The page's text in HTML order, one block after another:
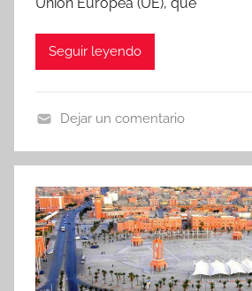
Seguir leyendo
o
t
i
c
i
a
Dejar un comentario